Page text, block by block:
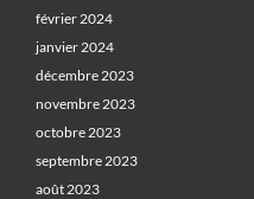
février 2024
janvier 2024
décembre 2023
novembre 2023
octobre 2023
septembre 2023
août 2023